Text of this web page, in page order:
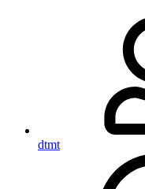
dtmt